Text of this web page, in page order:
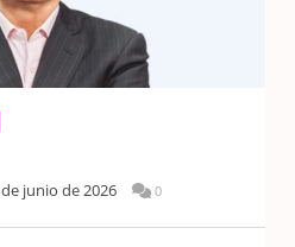
junio de 2026 0